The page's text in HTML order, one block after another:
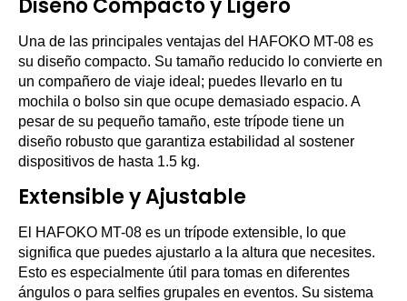
Diseño Compacto y Ligero
Una de las principales ventajas del HAFOKO MT-08 es
su diseño compacto. Su tamaño reducido lo convierte en
un compañero de viaje ideal; puedes llevarlo en tu
mochila o bolso sin que ocupe demasiado espacio. A
pesar de su pequeño tamaño, este trípode tiene un
diseño robusto que garantiza estabilidad al sostener
dispositivos de hasta 1.5 kg.
Extensible y Ajustable
El HAFOKO MT-08 es un trípode extensible, lo que
significa que puedes ajustarlo a la altura que necesites.
Esto es especialmente útil para tomas en diferentes
ángulos o para selfies grupales en eventos. Su sistema